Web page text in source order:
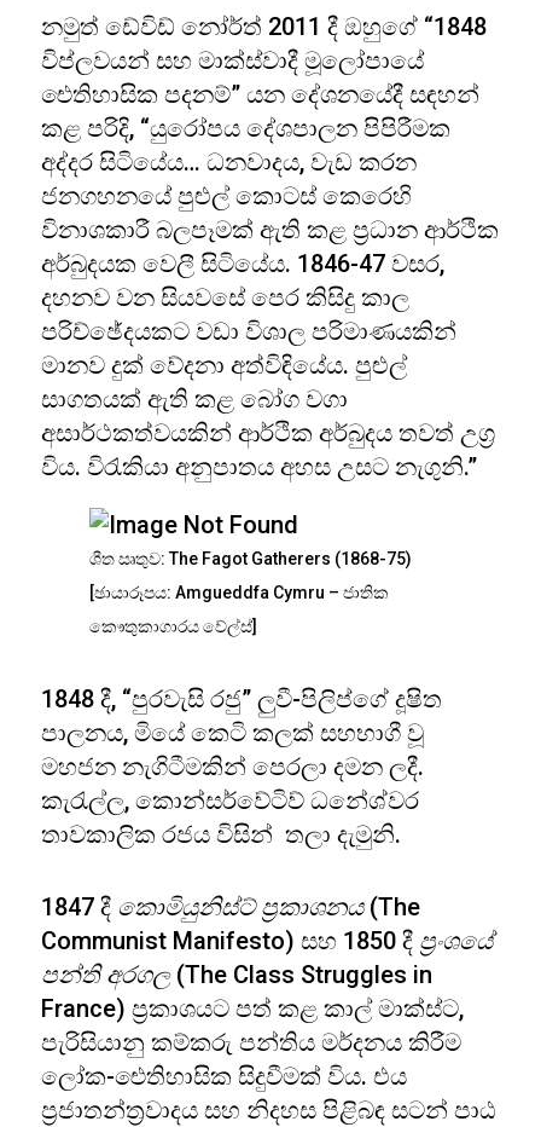
නමුත් ඩේවිඩ් නෝර්ත් 2011 දී ඔහුගේ “1848
විප්ලවයන් සහ මාක්ස්වාදී මූලෝපායේ
ඓතිහාසික පදනම්” යන දේශනයේදී සඳහන්
කළ පරිදි, “යුරෝපය දේශපාලන පිපිරීමක
අද්දර සිටියේය… ධනවාදය, වැඩ කරන
ජනගහනයේ පුළුල් කොටස් කෙරෙහි
විනාශකාරී බලපෑමක් ඇති කළ ප්‍රධාන ආර්ථික
අර්බුදයක වෙලී සිටියේය. 1846-47 වසර,
දහනව වන සියවසේ පෙර කිසිදු කාල
පරිච්ඡේදයකට වඩා විශාල පරිමාණයකින්
මානව දුක් වේදනා අත්විඳියේය. පුළුල්
සාගතයක් ඇති කළ බෝග වගා
අසාර්ථකත්වයකින් ආර්ථික අර්බුදය තවත් උග්‍ර
විය. විරැකියා අනුපාතය අහස උසට නැගුනි.”
ශීත ඍතුව: The Fagot Gatherers (1868-75)
[ඡායාරූපය: Amgueddfa Cymru – ජාතික
කෞතුකාගාරය වේල්ස්]
1848 දී, “පුරවැසි රජු” ලුවී-පිලිප්ගේ දූෂිත
පාලනය, මියේ කෙටි කලක් සහභාගී වූ
මහජන නැගිටීමකින් පෙරලා දමන ලදී.
කැරැල්ල, කොන්සර්වේටිව් ධනේශ්වර
තාවකාලික රජය විසින් තලා දැමුනි.
1847 දී කොමියුනිස්ට් ප්‍රකාශනය(The
Communist Manifesto) සහ 1850 දී ප්‍රංශයේ
පන්ති අරගල(The Class Struggles in
France) ප්‍රකාශයට පත් කළ කාල් මාක්ස්ට,
පැරිසියානු කම්කරු පන්තිය මර්දනය කිරීම
ලෝක-ඓතිහාසික සිදුවීමක් විය. එය
ප්‍රජාතන්ත්‍රවාදය සහ නිදහස පිළිබඳ සටන් පාඨ